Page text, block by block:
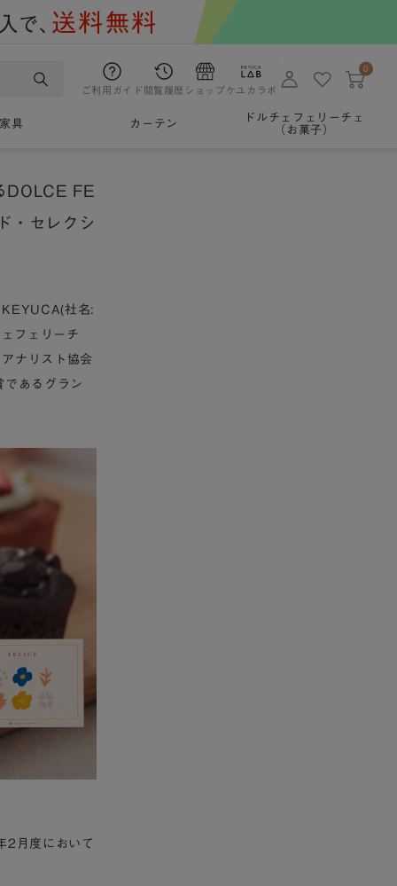
ご利用ガイド 閲覧履歴 ショップケユカラボ
0
家具 カーテン
ドルチェフェリーチェ
（お菓子）
DOLCE FE
・セレクシ
KEYUCA(社名:
フェリーチ
ナリスト協会
あるグラン
2月度において